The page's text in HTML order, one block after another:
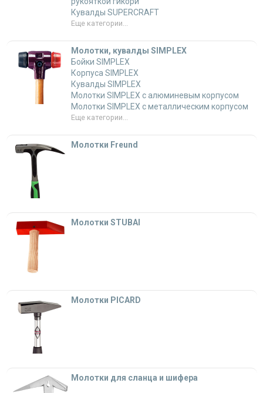
Кувалды SUPERCRAFT
Еще категории...
Молотки, кувалды SIMPLEX
Бойки SIMPLEX
Корпуса SIMPLEX
Кувалды SIMPLEX
Молотки SIMPLEX с алюминевым корпусом
Молотки SIMPLEX с металлическим корпусом
Еще категории...
Молотки Freund
Молотки STUBAI
Молотки PICARD
Молотки для сланца и шифера